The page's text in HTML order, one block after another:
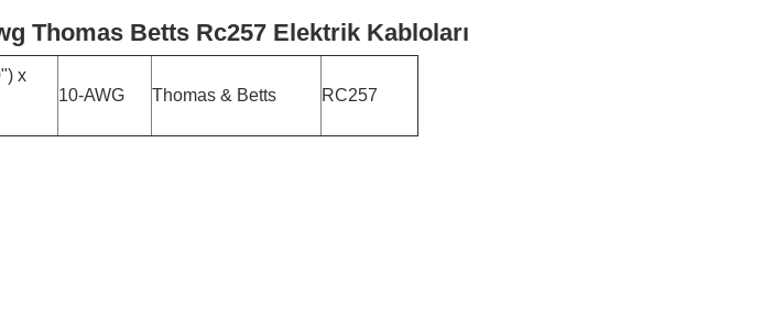
Thomas Betts Rc257 Elektrik Kabloları
x
10-AWG Thomas & Betts RC257